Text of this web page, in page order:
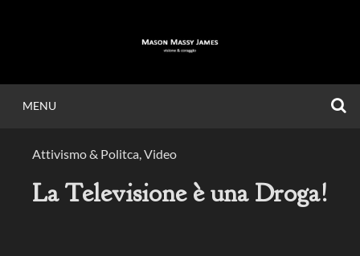
MASON MASSY
JAMES
MENU
Attivismo & Politca,Video
La Televisione è una Droga!